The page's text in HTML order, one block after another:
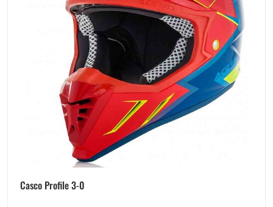
Casco Profile 3-0